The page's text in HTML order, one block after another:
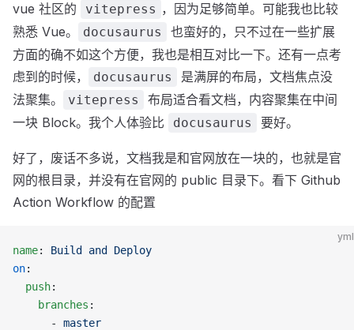
vue 社区的
vitepress ，因为足够简单。可能我也比较
熟悉 Vue。
docusaurus
也蛮好的，只不过在一些扩展
方面的确不如这个方便，我也是相互对比一下。还有一点考
虑到的时候，
docusaurus
是满屏的布局，文档焦点没
法聚集。
vitepress
布局适合看文档，内容聚集在中间
一块 Block。我个人体验比
docusaurus 要好。
好了，废话不多说，文档我是和官网放在一块的，也就是官
网的根目录，并没有在官网的 public 目录下。看下 Github
Action Workflow 的配置
yml
name: Build and Deploy
on:
  push
:
    branches
:
      -
master